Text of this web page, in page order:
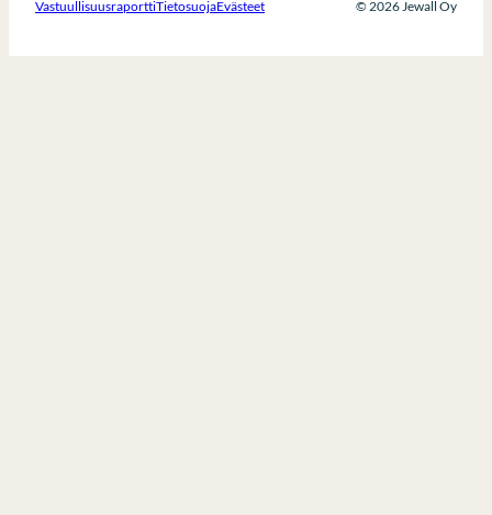
VastuullisuusraporttiTietosuojaEvästeet © 2026 Jewall Oy